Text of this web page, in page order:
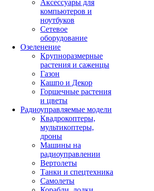
Аксессуары для
компьютеров и
ноутбуков
Сетевое
оборудование
Озеленение
Крупноразмерные
растения и саженцы
Газон
Кашпо и Декор
Горшечные растения
и цветы
Радиоуправляемые модели
Квадрокоптеры,
мультикоптеры,
дроны
Машины на
радиоуправлении
Вертолеты
Танки и спецтехника
Самолеты